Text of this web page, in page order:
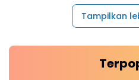
Tampilkan